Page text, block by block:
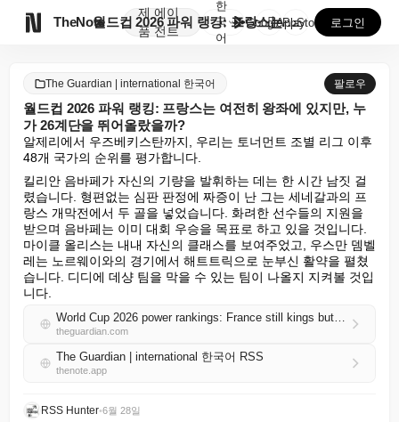
TheNote
제
품
에이
전트
월드컵 2026 파워 랭킹: 프랑스는 여전히 왕좌에 있...
한
국
어
GooglePlay
AppStore 로그인
The Guardian | international 한국어 팔로우
월드컵 2026 파워 랭킹: 프랑스는 여전히 왕좌에 있지만, 누
가 26계단을 뛰어올랐을까?
알제리에서 우즈베키스탄까지, 우리는 토너먼트 조별 리그 이후
48개 국가의 순위를 평가합니다.
킬리안 음바페가 자신의 기량을 발휘하는 데는 한 시간 남짓 걸
렸습니다. 형편없는 심판 판정에 짜증이 난 그는 세네갈과의 프
랑스 개막전에서 두 골을 넣었습니다. 화려한 선수들의 지원을
받으며 음바페는 이미 대회 우승을 목표로 하고 있을 것입니다.
마이클 올리스는 내내 자신의 클래스를 보여주었고, 우스만 뎀벨
레는 노르웨이와의 경기에서 해트트릭으로 눈부신 활약을 펼쳤
습니다. 디디에 데샹 팀을 막을 수 있는 팀이 나올지 지켜볼 것입
니다.
World Cup 2026 power rankings: France still kings but who has climbed 26 places?
theguardian.com
The Guardian | international 한국어 RSS
thenote.app
RSS Hunter•6월 28일